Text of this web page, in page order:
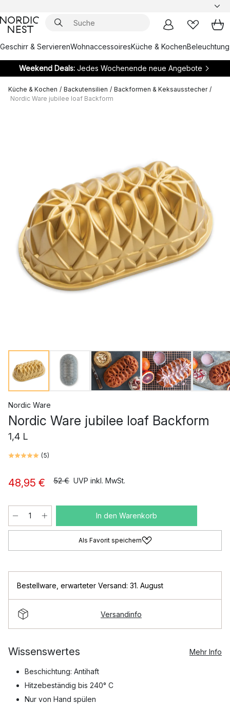
Geschirr & ServierenWohnaccessoiresKüche & KochenBeleuchtung
Weekend Deals:Jedes Wochenende neue Angebote
Küche & Kochen / Backutensilien / Backformen & Keksausstecher /
Nordic Ware jubilee loaf Backform
Nordic Ware
Nordic Ware jubilee loaf Backform
1,4 L
(5)
48,95 € 52 € UVP inkl. MwSt.
In den Warenkorb
Als Favorit speichern
Bestellware erwarteter Versand: 31. August
Versandinfo
Wissenswertes Mehr Info
Beschichtung: Antihaft
Hitzebeständig bis 240° C
Nur von Hand spülen